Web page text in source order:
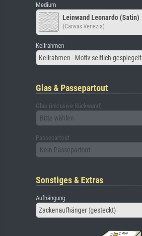
Medium
Leinwand Leonardo (Satin)
(Canvas Venezia)
Keilrahmen
Keilrahmen - Motiv seitlich gespiegelt
Glas & Passepartout
Glas (inklusive Rückwand)
Bitte wählen
Passepartout
Kein Passepartout
Sonstiges & Extras
Aufhängung
Zackenaufhänger (gesteckt)